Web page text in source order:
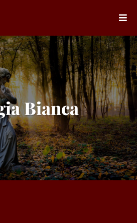
Bianca